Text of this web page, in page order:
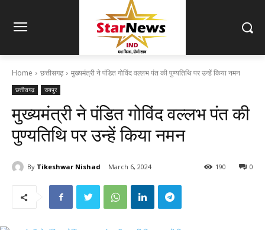
Home छत्तीसगढ़ मुख्यमंत्री ने पंडित गोविंद वल्लभ पंत की पुण्यतिथि पर उन्हें किया नमन
छत्तीसगढ़ रायपुर
मुख्यमंत्री ने पंडित गोविंद वल्लभ पंत की
पुण्यतिथि पर उन्हें किया नमन
By Tikeshwar Nishad March 6, 2024 0
190